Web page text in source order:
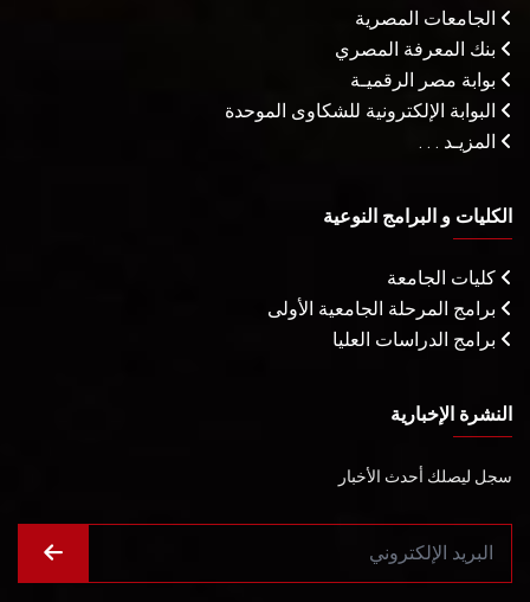
الجامعات المصرية
بنك المعرفة المصري
بوابة مصر الرقميـة
البوابة الإلكترونية للشكاوى الموحدة
المزيـد . . .
الكليات و البرامج النوعية
كليات الجامعة
برامج المرحلة الجامعية الأولى
برامج الدراسات العليا
النشرة الإخبارية
سجل ليصلك أحدث الأخبار